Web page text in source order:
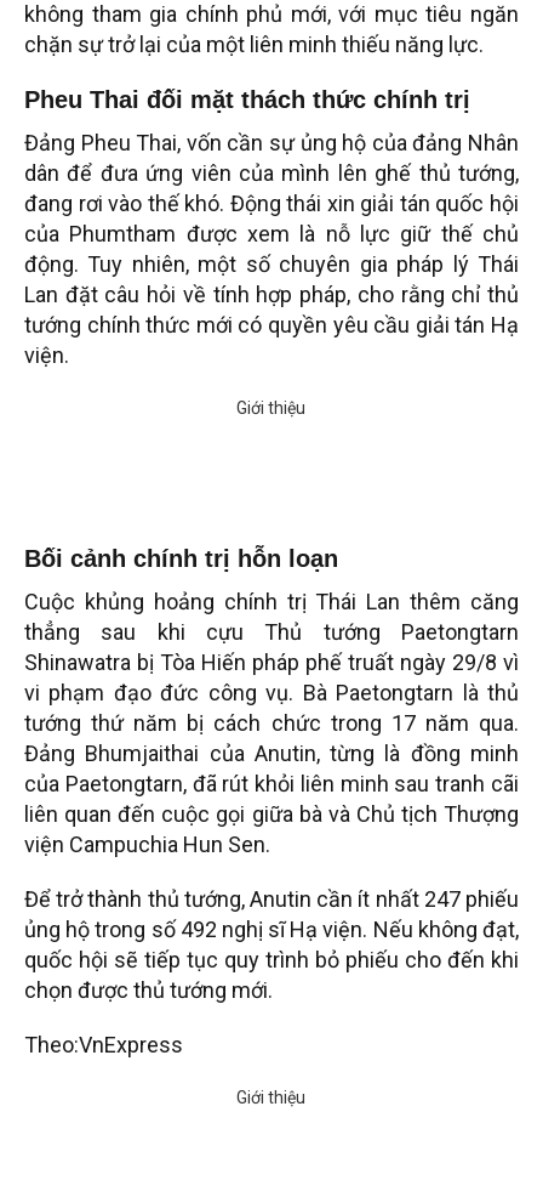
không tham gia chính phủ mới, với mục tiêu ngăn
chặn sự trở lại của một liên minh thiếu năng lực.
Pheu Thai đối mặt thách thức chính trị
Đảng Pheu Thai, vốn cần sự ủng hộ của đảng Nhân
dân để đưa ứng viên của mình lên ghế thủ tướng,
đang rơi vào thế khó. Động thái xin giải tán quốc hội
của Phumtham được xem là nỗ lực giữ thế chủ
động. Tuy nhiên, một số chuyên gia pháp lý Thái
Lan đặt câu hỏi về tính hợp pháp, cho rằng chỉ thủ
tướng chính thức mới có quyền yêu cầu giải tán Hạ
viện.
Bối cảnh chính trị hỗn loạn
Cuộc khủng hoảng chính trị Thái Lan thêm căng
thẳng sau khi cựu Thủ tướng Paetongtarn
Shinawatra bị Tòa Hiến pháp phế truất ngày 29/8 vì
vi phạm đạo đức công vụ. Bà Paetongtarn là thủ
tướng thứ năm bị cách chức trong 17 năm qua.
Đảng Bhumjaithai của Anutin, từng là đồng minh
của Paetongtarn, đã rút khỏi liên minh sau tranh cãi
liên quan đến cuộc gọi giữa bà và Chủ tịch Thượng
viện Campuchia Hun Sen.
Để trở thành thủ tướng, Anutin cần ít nhất 247 phiếu
ủng hộ trong số 492 nghị sĩ Hạ viện. Nếu không đạt,
quốc hội sẽ tiếp tục quy trình bỏ phiếu cho đến khi
chọn được thủ tướng mới.
Theo:VnExpress